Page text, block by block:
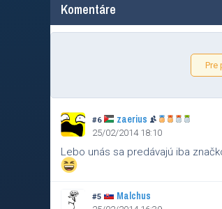
Komentáre
Pre
#6 zaerius
25/02/2014 18:10
Lebo unás sa predávajú iba
#5 Malchus